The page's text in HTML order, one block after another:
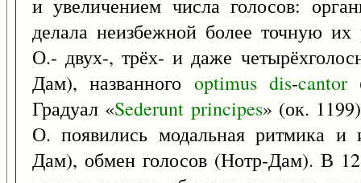
и увеличением числа голосов:
делала неизбежной более точную
О.- двух-, трёх- и даже
Дам), названного optimus dis-cantor
Градуал «Sederunt principes» (ок.
О. появились модальная ритмика и
Дам), обмен голосов (Нотр-Дам). В